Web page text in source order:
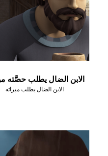
الابن الضال يطلب ميراثه